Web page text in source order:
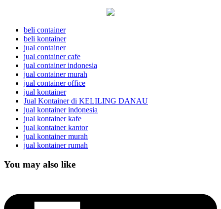
beli container
beli kontainer
jual container
jual container cafe
jual container indonesia
jual container murah
jual container office
jual kontainer
Jual Kontainer di KELILING DANAU
jual kontainer indonesia
jual kontainer kafe
jual kontainer kantor
jual kontainer murah
jual kontainer rumah
You may also like